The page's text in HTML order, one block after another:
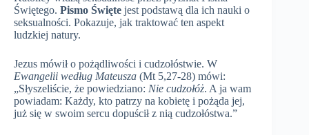
Świętego. Pismo Święte jest podstawą dla ich nauki o
seksualności. Pokazuje, jak traktować ten aspekt
ludzkiej natury.
Jezus mówił o pożądliwości i cudzołóstwie. W
Ewangelii według Mateusza (Mt 5,27-28) mówi:
„Słyszeliście, że powiedziano: Nie cudzołóż. A ja wam
powiadam: Każdy, kto patrzy na kobietę i pożąda jej,
już się w swoim sercu dopuścił z nią cudzołóstwa.”